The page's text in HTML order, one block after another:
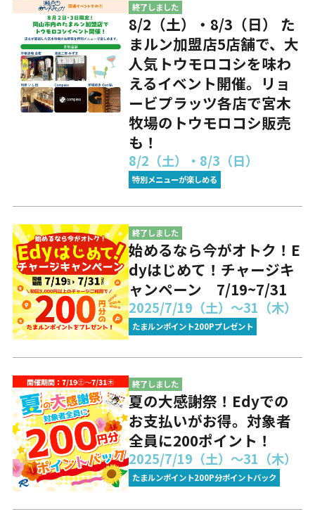
終了しました
8/2（土）・8/3（日） た
まルン加盟店5店舗で、大
人気トウモロコシを味わ
えるイベント開催。リョ
ービプラッツ各店で宮木
牧場のトウモロコシ販売
も！
8/2（土）・8/3（日）
特別メニューが楽しめる
終了しました
始めるなら今がオトク！E
dyはじめて！チャージキ
ャンペーン 7/19~7/31
2025/7/19（土）～31（木）
たまルンポイント200Pプレゼント
終了しました
夏の大感謝祭！Edyでの
お支払いがお得。対象者
全員に200ポイント！
2025/7/19（土）～31（木）
たまルンポイント200P分ポイントバック